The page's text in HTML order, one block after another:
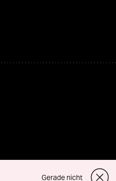
Gerade nicht